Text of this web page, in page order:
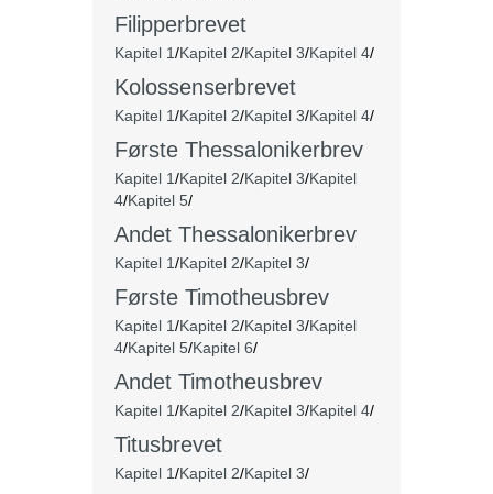
Filipperbrevet
Kapitel 1/Kapitel 2/Kapitel 3/Kapitel 4/
Kolossenserbrevet
Kapitel 1/Kapitel 2/Kapitel 3/Kapitel 4/
Første Thessalonikerbrev
Kapitel 1/Kapitel 2/Kapitel 3/Kapitel
4/Kapitel 5/
Andet Thessalonikerbrev
Kapitel 1/Kapitel 2/Kapitel 3/
Første Timotheusbrev
Kapitel 1/Kapitel 2/Kapitel 3/Kapitel
4/Kapitel 5/Kapitel 6/
Andet Timotheusbrev
Kapitel 1/Kapitel 2/Kapitel 3/Kapitel 4/
Titusbrevet
Kapitel 1/Kapitel 2/Kapitel 3/